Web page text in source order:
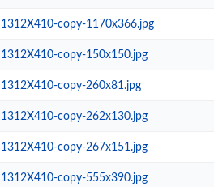
1312X410-copy-1170x366.jpg
1312X410-copy-150x150.jpg
1312X410-copy-260x81.jpg
1312X410-copy-262x130.jpg
1312X410-copy-267x151.jpg
1312X410-copy-555x390.jpg